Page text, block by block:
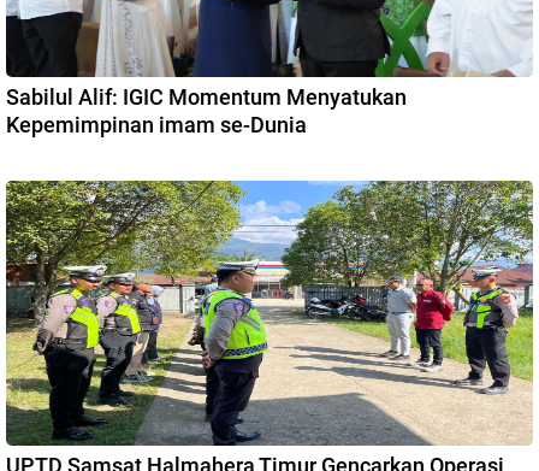
Sabilul Alif: IGIC Momentum Menyatukan
Kepemimpinan imam se-Dunia